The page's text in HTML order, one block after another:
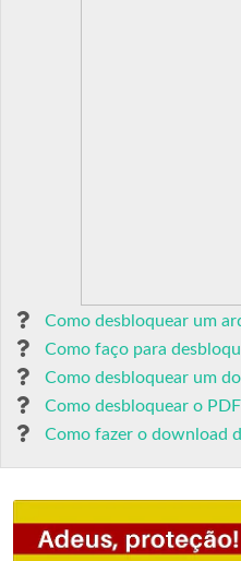
Como desbloquear um
Como faço para
Como desbloquear um
Como desbloquear o
Como fazer o download